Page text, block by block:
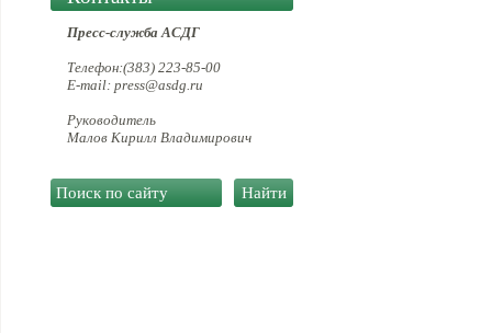
Пресс-служба АСДГ
Телефон:(383) 223-85-00
E-mail: press@asdg.ru
Руководитель
Малов Кирилл Владимирович